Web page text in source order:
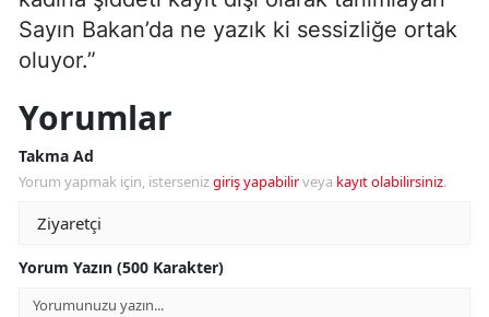
Sayın Bakan’da ne yazık ki sessizliğe ortak
oluyor.”
Yorumlar
Takma Ad
Yorum yapmak için, istersenizgiriş yapabilirveya kayıt olabilirsiniz.
Yorum Yazın (500 Karakter)